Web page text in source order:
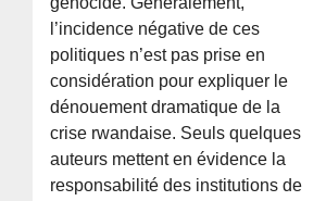
l’incidence négative de ces
politiques n’est pas prise en
considération pour expliquer le
dénouement dramatique de la
crise rwandaise. Seuls quelques
auteurs mettent en évidence la
responsabilité des institutions de